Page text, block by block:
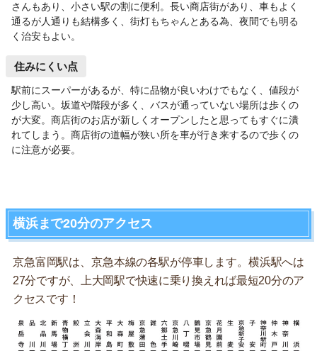
さんもあり、小さい駅の割に便利。長い商店街があり、車もよく
通るが人通りも結構多く、街灯もちゃんとある為、夜間でも明る
く治安もよい。
住みにくい点
駅前にスーパーがあるが、特に品物が良いわけでもなく、値段が
少し高い。坂道や階段が多く、バスが通っていない場所は歩くの
が大変。商店街のお店が新しくオープンしたと思ってもすぐに潰
れてしまう。商店街の道幅が狭い所を車が行き来するので歩くの
に注意が必要。
横浜まで20分のアクセス
京急富岡駅は、京急本線の各駅が停車します。横浜駅へは
27分ですが、上大岡駅で快速に乗り換えれば最短20分のア
クセスです！